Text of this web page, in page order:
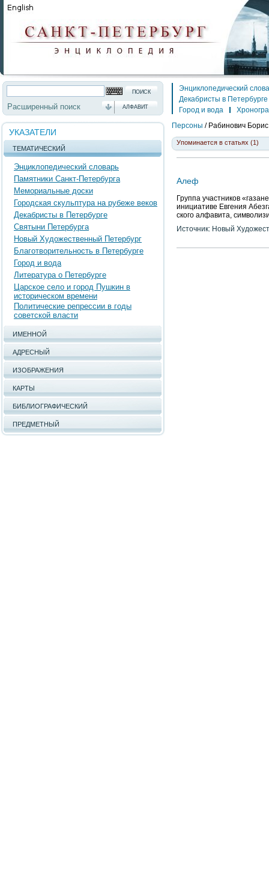
Расширенный поиск АЛФАВИТ
УКАЗАТЕЛИ
ТЕМАТИЧЕСКИЙ
Энциклопедический словарь
Памятники Санкт-Петербурга
Мемориальные доски
Городская скульптура на рубеже веков
Декабристы в Петербурге
Святыни Петербурга
Новый Художественный Петербург
Благотворительность в Петербурге
Город и вода
Литература о Петербурге
Царское село и город Пушкин в
историческом времени
Политические репрессии в годы
советской власти
ИМЕННОЙ
АДРЕСНЫЙ
ИЗОБРАЖЕНИЯ
КАРТЫ
БИБЛИОГРАФИЧЕСКИЙ
ПРЕДМЕТНЫЙ
Энциклопедический
Декабристы в Петербурге
Город и вода
Персоны / Рабинович Борис
Упоминается в статьях (1)
Алеф
Группа участников
инициативе Евгения
ского алфавита,
Источник: Новый